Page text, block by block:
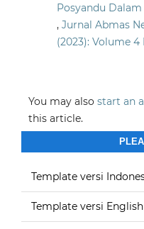
Posyandu
, Jurnal Abmas
(2023): Volume 4
You may also start an
this article.
Template versi
Template versi English